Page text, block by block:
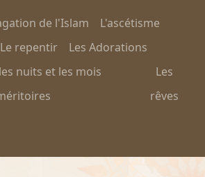
de l'Islam
L'ascétisme
Le repentir
Les Adorations
nuits et les mois
Les
rêves